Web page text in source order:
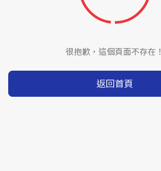
很抱歉，這個頁面不存在！
返回首頁